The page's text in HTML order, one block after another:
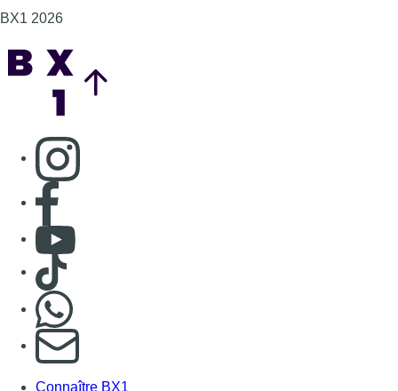
BX1 2026
Consulter page Instagram
Consulter page Facebook
Consulter Youtube
Consulter TikTok
S'abonner à notre newsletter
Connaître BX1